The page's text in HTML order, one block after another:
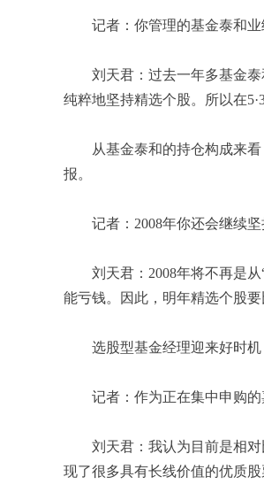
记者：你管理的基金泰和业
刘天君：过去一年多基金泰
纯粹地坚持精选个股。所以在
从基金泰和的持仓构成来看
报。
记者：2008年你还会继续坚
刘天君：2008年将不再是从“
能亏钱。因此，明年精选个股要
选股型基金经理迎来好时机
记者：作为正在集中申购的
刘天君：我认为目前是相对比
现了很多具有长线价值的优质